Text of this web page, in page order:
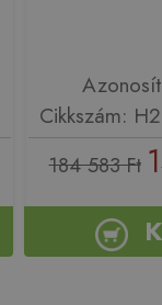
Cikkszám:
184 583 Ft